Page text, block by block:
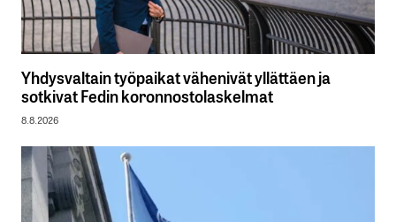
Yhdysvaltain työpaikat vähenivät yllättäen ja
sotkivat Fedin koronnostolaskelmat
8.8.2026